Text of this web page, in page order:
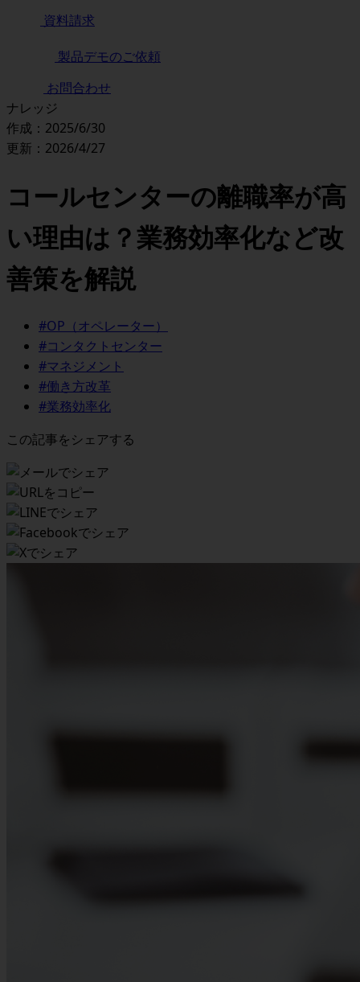
資料請求
製品デモのご依頼
お問合わせ
ナレッジ
作成：2025/6/30
更新：2026/4/27
コールセンターの離職率が高
い理由は？業務効率化など改
善策を解説
#OP（オペレーター）
#コンタクトセンター
#マネジメント
#働き方改革
#業務効率化
この記事をシェアする